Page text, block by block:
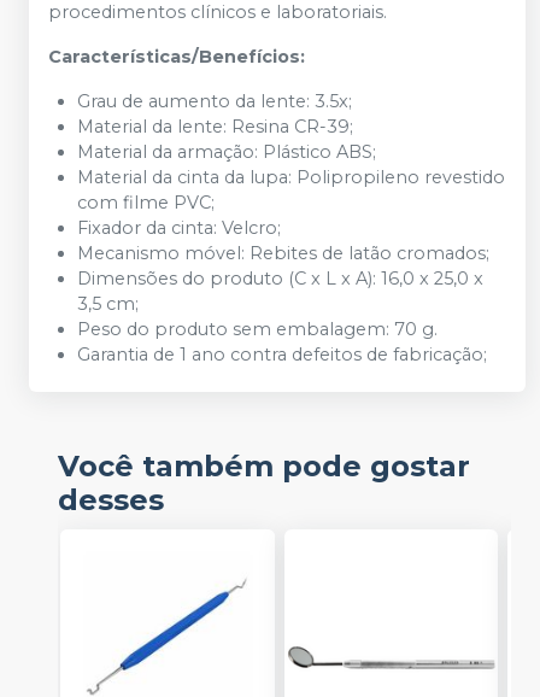
procedimentos clínicos e laboratoriais.
Características/Benefícios:
Grau de aumento da lente: 3.5x;
Material da lente: Resina CR-39;
Material da armação: Plástico ABS;
Material da cinta da lupa: Polipropileno revestido
com filme PVC;
Fixador da cinta: Velcro;
Mecanismo móvel: Rebites de latão cromados;
Dimensões do produto (C x L x A): 16,0 x 25,0 x
3,5 cm;
Peso do produto sem embalagem: 70 g.
Garantia de 1 ano contra defeitos de fabricação;
Você também pode gostar
desses